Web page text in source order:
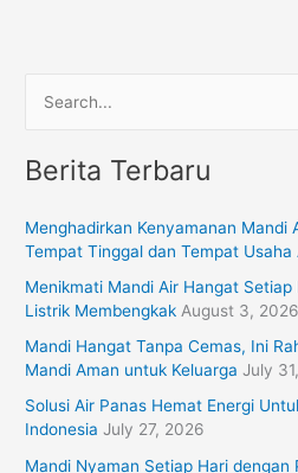
a
c
f
r
Berita Terbaru
Menghadirkan Kenyamanan Mandi
Tempat Tinggal dan Tempat Usaha
Menikmati Mandi Air Hangat Setiap
Listrik Membengkak August 3, 2026
Mandi Hangat Tanpa Cemas, Ini
Mandi Aman untuk Keluarga July
Solusi Air Panas Hemat Energi
Indonesia July 27, 2026
Mandi Nyaman Setiap Hari dengan